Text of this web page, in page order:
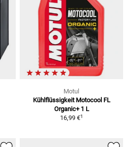
Motul
Kühlflüssigkeit Motocool FL
Organic+ 1 L
16,99 €1